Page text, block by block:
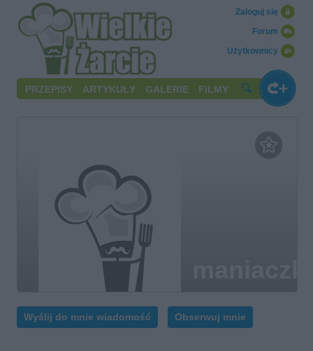
Użytkownicy
Forum
Zaloguj się
PRZEPISY ARTYKUŁY GALERIE FILMY
5
Wyślij do mnie wiadomość Obserwuj mnie